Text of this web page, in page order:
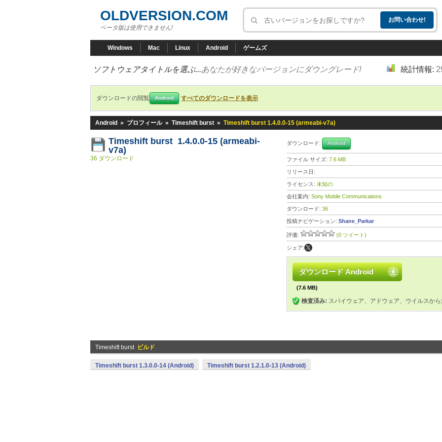
OLDVERSION.COM
ベータ版は使用できません!
Windows Mac Linux Android ゲームズ
ソフトウェアタイトルを選ぶ...あなたが好きなバージョンにダウングレード! 統計情報:
ダウンロードの閲覧 Android すべてのダウンロードを表示
Android » プロフィール » Timeshift burst » Timeshift burst 1.4.0.0-15 (armeabi-v7a)
Timeshift burst 1.4.0.0-15 (armeabi-
v7a)
36 ダウンロード
ダウンロード: Android
ファイル サイズ: 7.6 MB
リリース日:
ライセンス: 未知の
会社案内: Sony Mobile Communications
ダウンロード: 36
投稿ナビゲーション: Shane_Parkar
評価: (0 ツイート)
シェア:
ダウンロード Android
(7.6 MB)
検査済み: スパイウェア、アドウェア、ウイルスか
Timeshift burst ビルド
Timeshift burst 1.3.0.0-14 (Android) Timeshift burst 1.2.1.0-13 (Android)